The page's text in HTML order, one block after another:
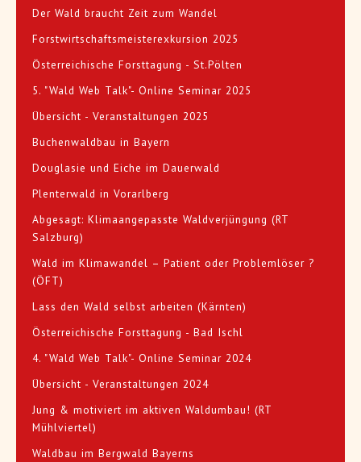
Der Wald braucht Zeit zum Wandel
Forstwirtschaftsmeisterexkursion 2025
Österreichische Forsttagung - St.Pölten
5. "Wald Web Talk"- Online Seminar 2025
Übersicht - Veranstaltungen 2025
Buchenwaldbau in Bayern
Douglasie und Eiche im Dauerwald
Plenterwald in Vorarlberg
Abgesagt: Klimaangepasste Waldverjüngung (RT
Salzburg)
Wald im Klimawandel – Patient oder Problemlöser ?
(ÖFT)
Lass den Wald selbst arbeiten (Kärnten)
Österreichische Forsttagung - Bad Ischl
4. "Wald Web Talk"- Online Seminar 2024
Übersicht - Veranstaltungen 2024
Jung & motiviert im aktiven Waldumbau! (RT
Mühlviertel)
Waldbau im Bergwald Bayerns